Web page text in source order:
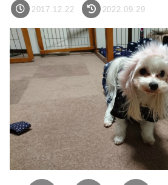
2017.12.22 2022.09.29